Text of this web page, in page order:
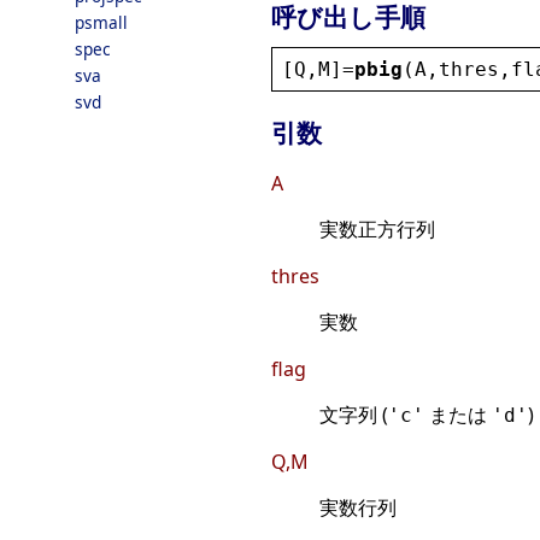
psmall
spec
sva
svd
呼び出し手順
[ Q , M]=pbig (A , thres ,
引数
A
実数正方行列
thres
実数
flag
文字列 ( 'c' または 'd' )
Q,M
実数行列